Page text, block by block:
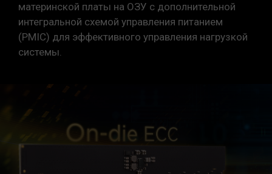
материнской платы на ОЗУ с дополнительной
интегральной схемой управления питанием
(PMIC) для эффективного управления нагрузкой
системы.